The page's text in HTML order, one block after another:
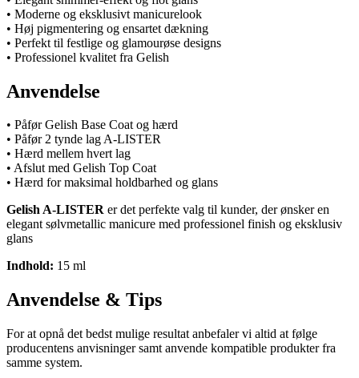
• Moderne og eksklusivt manicurelook
• Høj pigmentering og ensartet dækning
• Perfekt til festlige og glamourøse designs
• Professionel kvalitet fra Gelish
Anvendelse
• Påfør Gelish Base Coat og hærd
• Påfør 2 tynde lag A-LISTER
• Hærd mellem hvert lag
• Afslut med Gelish Top Coat
• Hærd for maksimal holdbarhed og glans
Gelish A-LISTER er det perfekte valg til kunder, der ønsker en
elegant sølvmetallic manicure med professionel finish og eksklusiv
glans
Indhold: 15 ml
Anvendelse & Tips
For at opnå det bedst mulige resultat anbefaler vi altid at følge
producentens anvisninger samt anvende kompatible produkter fra
samme system.